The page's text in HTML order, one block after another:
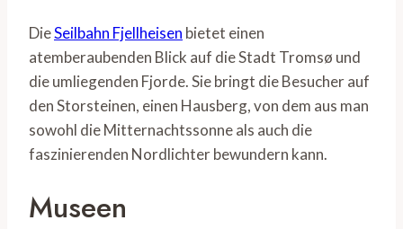
DieSeilbahn Fjellheisen bietet einen
atemberaubenden Blick auf die Stadt Tromsø und
die umliegenden Fjorde. Sie bringt die Besucher auf
den Storsteinen, einen Hausberg, von dem aus man
sowohl die Mitternachtssonne als auch die
faszinierenden Nordlichter bewundern kann.
Museen